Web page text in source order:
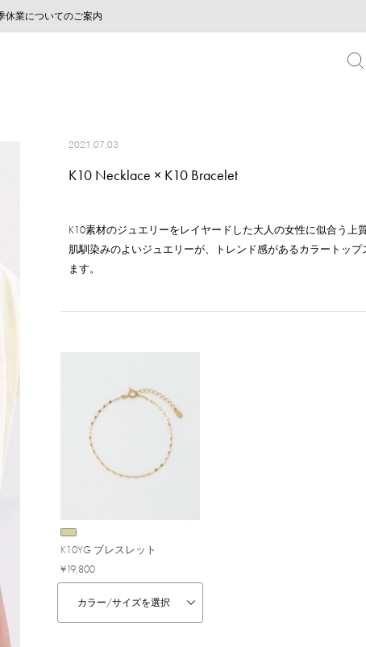
採用のご案内
いたお品物のお届け状況について
休業についてのご案内
LIMITED ITEMS >>
採用のご案内
いたお品物のお届け状況について
2021.07.03
K10 Necklace × K10 Bracelet
K10素材のジュエリーをレイヤードした大人の女性に似合う上
肌馴染みのよいジュエリーが、トレンド感があるカラートッ
ます。
K10YG ブレスレット
¥19,800
カラー/サイズを選択